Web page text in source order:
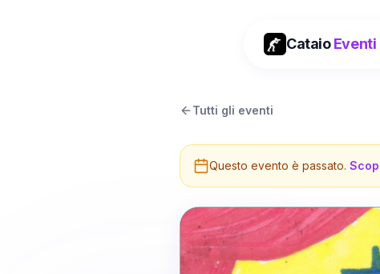
CataioEventi
Tutti gli eventi
Questo evento è passato.